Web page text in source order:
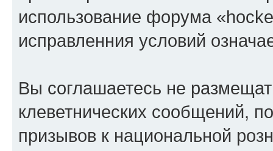
использование форума
исправленния условий
Вы соглашаетесь не
клеветнических сообщений,
призывов к национальной